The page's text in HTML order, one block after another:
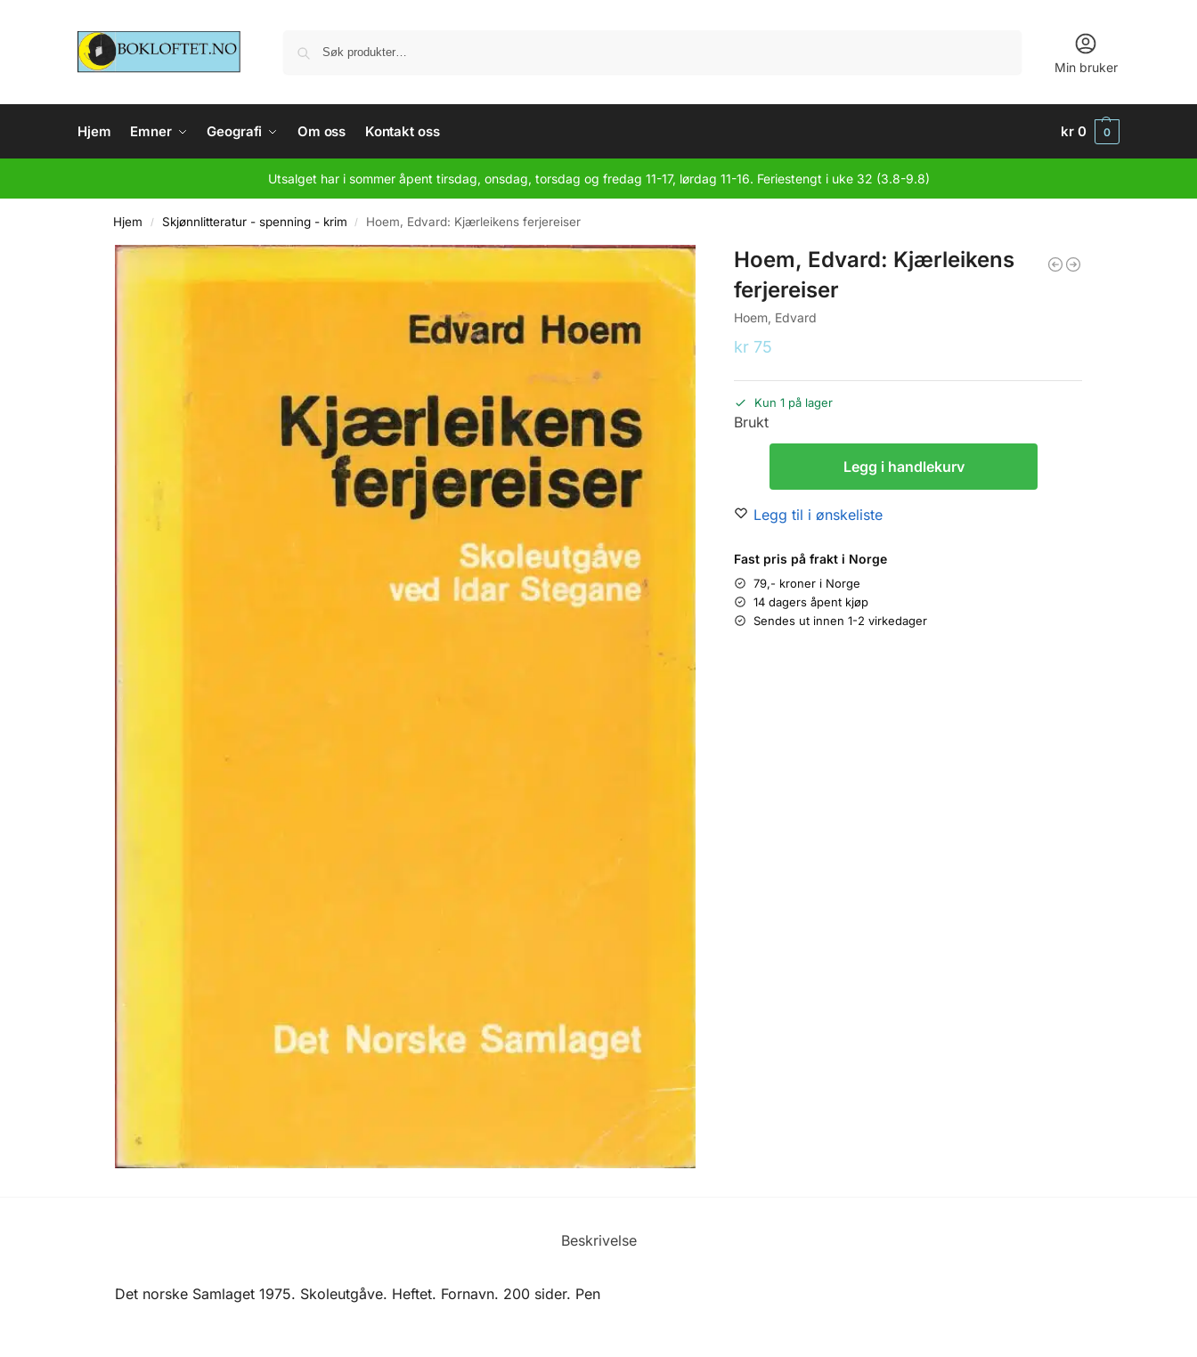
Min bruker
Hjem Emner Geografi Om oss Kontakt oss kr 0 0
Utsalget har i sommer åpent tirsdag, onsdag, torsdag og fredag 11-17, lørdag 11-16. Feriestengt i uke 32 (3.8-9.8)
Hjem / Skjønnlitteratur - spenning - krim / Hoem, Edvard: Kjærleikens ferjereiser
Hoem, Edvard: Kjærleikens
ferjereiser
Hoem, Edvard
kr 75
Kun 1 på lager
Brukt
Legg i handlekurv
Legg til i ønskeliste
Fast pris på frakt i Norge
79,- kroner i Norge
14 dagers åpent kjøp
Sendes ut innen 1-2 virkedager
Beskrivelse
Det norske Samlaget 1975. Skoleutgåve. Heftet. Fornavn. 200 sider. Pen